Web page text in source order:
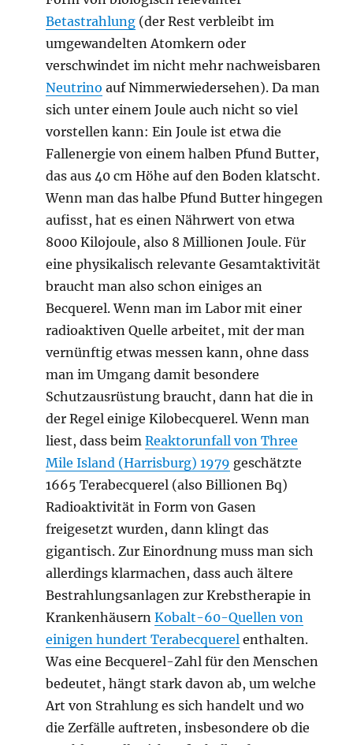
Betastrahlung (der Rest verbleibt im
umgewandelten Atomkern oder
verschwindet im nicht mehr nachweisbaren
Neutrino auf Nimmerwiedersehen). Da man
sich unter einem Joule auch nicht so viel
vorstellen kann: Ein Joule ist etwa die
Fallenergie von einem halben Pfund Butter,
das aus 40 cm Höhe auf den Boden klatscht.
Wenn man das halbe Pfund Butter hingegen
aufisst, hat es einen Nährwert von etwa
8000 Kilojoule, also 8 Millionen Joule. Für
eine physikalisch relevante Gesamtaktivität
braucht man also schon einiges an
Becquerel. Wenn man im Labor mit einer
radioaktiven Quelle arbeitet, mit der man
vernünftig etwas messen kann, ohne dass
man im Umgang damit besondere
Schutzausrüstung braucht, dann hat die in
der Regel einige Kilobecquerel. Wenn man
liest, dass beimReaktorunfall von Three
Mile Island (Harrisburg) 1979 geschätzte
1665 Terabecquerel (also Billionen Bq)
Radioaktivität in Form von Gasen
freigesetzt wurden, dann klingt das
gigantisch. Zur Einordnung muss man sich
allerdings klarmachen, dass auch ältere
Bestrahlungsanlagen zur Krebstherapie in
KrankenhäusernKobalt-60-Quellen von
einigen hundert Terabecquerel enthalten.
Was eine Becquerel-Zahl für den Menschen
bedeutet, hängt stark davon ab, um welche
Art von Strahlung es sich handelt und wo
die Zerfälle auftreten, insbesondere ob die